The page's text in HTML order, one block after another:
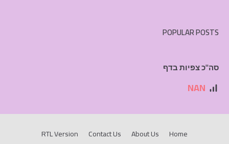
POPULAR POSTS
סה"כ צפיות בדף
NAN
Home
About Us
Contact Us
RTL Version